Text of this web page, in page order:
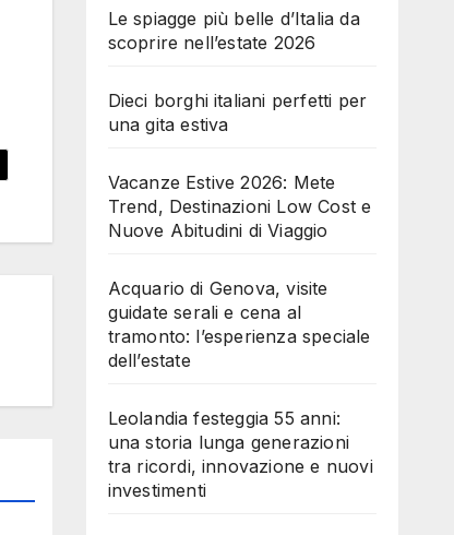
Le spiagge più belle d’Italia da
scoprire nell’estate 2026
Dieci borghi italiani perfetti per
una gita estiva
Vacanze Estive 2026: Mete
Trend, Destinazioni Low Cost e
Nuove Abitudini di Viaggio
Acquario di Genova, visite
guidate serali e cena al
tramonto: l’esperienza speciale
dell’estate
Leolandia festeggia 55 anni:
una storia lunga generazioni
tra ricordi, innovazione e nuovi
investimenti